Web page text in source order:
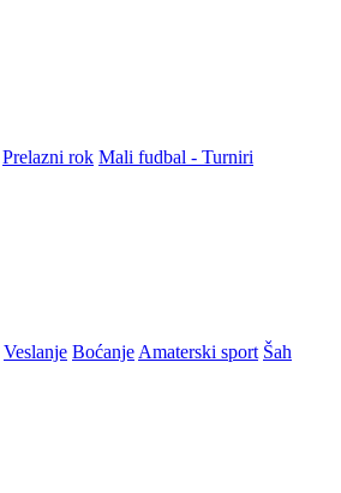
Prelazni rok Mali fudbal - Turniri
Veslanje Boćanje Amaterski sport Šah